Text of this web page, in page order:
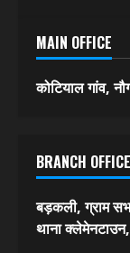
MAIN OFFICE
कोटियाल गांव,
BRANCH OFFICE
बड़कली, ग्राम
थाना